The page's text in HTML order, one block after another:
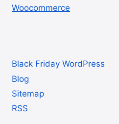
Woocommerce
Black Friday WordPress
Blog
Sitemap
RSS